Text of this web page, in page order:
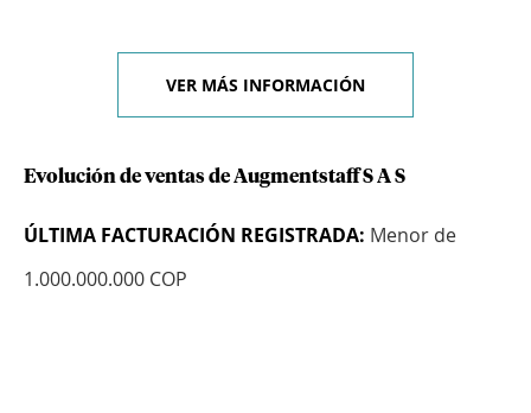
VER MÁS INFORMACIÓN
Evolución de ventas de Augmentstaff S A S
ÚLTIMA FACTURACIÓN REGISTRADA: Menor de
1.000.000.000 COP